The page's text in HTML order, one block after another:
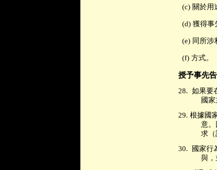
(c) 關於用
(d) 獲得事
(e) 同所涉
(f) 方式。
授予事先
28. 如果要
國
29. 根據國
意
求
30.
國家行
與